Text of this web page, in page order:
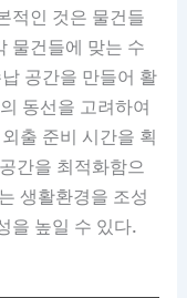
적인 것은 물건들
물건들에 맞는 수
공간을 만들어 활
동선을 고려하여
출 준비 시간을 획
간을 최적화함으
생활환경을 조성
을 높일 수 있다.